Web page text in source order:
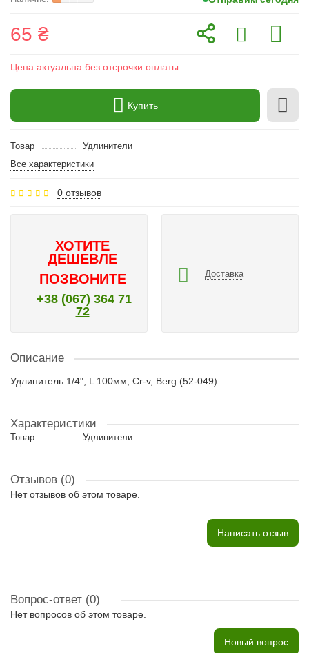
65 ₴
Цена актуальна без отсрочки оплаты
Купить
Товар
Удлинители
Все характеристики
0 отзывов
ХОТИТЕ
ДЕШЕВЛЕ
ПОЗВОНИТЕ
+38 (067) 364 71
72
Доставка
Описание
Удлинитель 1/4", L 100мм, Cr-v, Berg (52-049)
Характеристики
Товар Удлинители
Отзывов (0)
Нет отзывов об этом товаре.
Написать отзыв
Вопрос-ответ (0)
Нет вопросов об этом товаре.
Новый вопрос